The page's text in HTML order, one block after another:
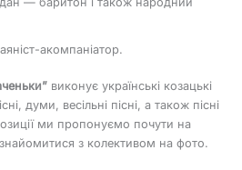
акомпаніатор.
виконує українські козацькі
думи, весільні пісні, а також пісні
ми пропонуємо почути на
з колективом на фото.